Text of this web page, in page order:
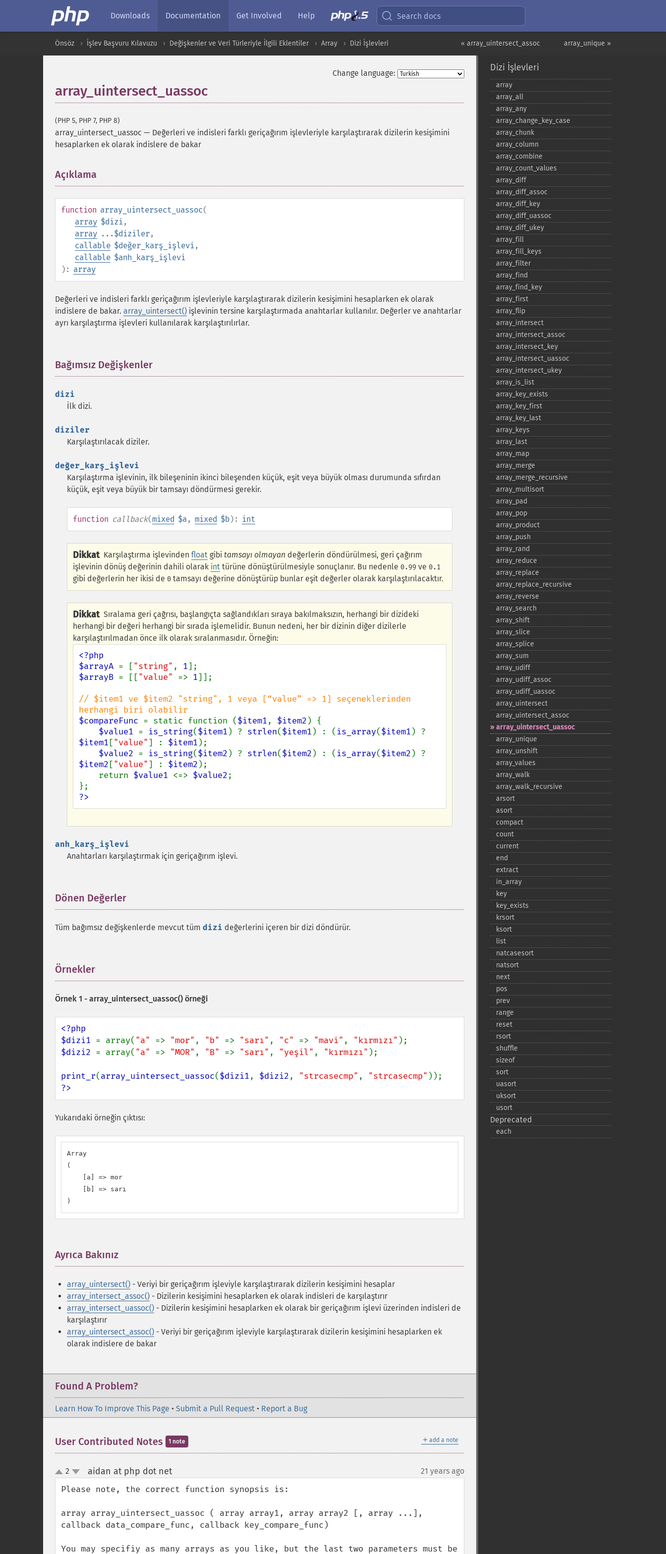
Downloads Documentation Get Involved Help Search docs
array_unique »
« array_uintersect_assoc
Önsöz İşlev Başvuru Kılavuzu Değişkenler ve Veri Türleriyle İlgili Eklentiler Array Dizi İşlevleri
Change language:
array_uintersect_uassoc
(PHP 5, PHP 7, PHP 8)
array_uintersect_uassoc — Değerleri ve indisleri farklı geriçağırım işlevleriyle karşılaştırarak dizilerin kesişimini
hesaplarken ek olarak indislere de bakar
Açıklama
function array_uintersect_uassoc(
array $dizi,
array ...$diziler,
callable $değer_karş_işlevi,
callable $anh_karş_işlevi
): array
Değerleri ve indisleri farklı geriçağırım işlevleriyle karşılaştırarak dizilerin kesişimini hesaplarken ek olarak
indislere de bakar. array_uintersect() işlevinin tersine karşılaştırmada anahtarlar kullanılır. Değerler ve anahtarlar
ayrı karşılaştırma işlevleri kullanılarak karşılaştırılırlar.
Bağımsız Değişkenler
dizi
İlk dizi.
diziler
Karşılaştırılacak diziler.
değer_karş_işlevi
Karşılaştırma işlevinin, ilk bileşeninin ikinci bileşenden küçük, eşit veya büyük olması durumunda sıfırdan
küçük, eşit veya büyük bir tamsayı döndürmesi gerekir.
function callback(mixed $a, mixed $b): int
Dikkat Karşılaştırma işlevinden float gibi tamsayı olmayan değerlerin döndürülmesi, geri çağırım
işlevinin dönüş değerinin dahili olarak int türüne dönüştürülmesiyle sonuçlanır. Bu nedenle 0.99 ve 0.1
gibi değerlerin her ikisi de 0 tamsayı değerine dönüştürüp bunlar eşit değerler olarak karşılaştırılacaktır.
Dikkat Sıralama geri çağrısı, başlangıçta sağlandıkları sıraya bakılmaksızın, herhangi bir dizideki
herhangi bir değeri herhangi bir sırada işlemelidir. Bunun nedeni, her bir dizinin diğer dizilerle
karşılaştırılmadan önce ilk olarak sıralanmasıdır. Örneğin:
<?php
$arrayA = ["string" , 1
$arrayB = [["value" => 1]];
// $item1 ve $item2 "string", 1 veya [“value” => 1] seçeneklerinden
$compareFunc = static function ($item1, $item2 ) {
$value1 = is_string($item1 ) ? strlen($item1 ) : ( is_array($item1
$item1 ["value"] : $item1 );
$value2 = is_string($item2 ) ? strlen($item2 ) : ( is_array($item2
$item2 ["value"] : $item2 );
    return
$value1 <=> $value2;
?>
anh_karş_işlevi
Anahtarları karşılaştırmak için geriçağırım işlevi.
Dönen Değerler
Tüm bağımsız değişkenlerde mevcut tüm dizi değerlerini içeren bir dizi döndürür.
Örnekler
Örnek 1 - array_uintersect_uassoc() örneği
<?php
$dizi1 = array( "a" => "mor" , "b" => "sarı" , "c" => "mavi" , "kırmızı"
$dizi2 = array( "a" => "MOR" , "B" => "sarı" , "yeşil" , "kırmızı" );
print_r(array_uintersect_uassoc($dizi1, $dizi2, "strcasecmp" , "strcasecmp"
?>
Yukarıdaki örneğin çıktısı:
Array
(
    [a] => mor
    [b] => sarı
)
Ayrıca Bakınız
array_uintersect() - Veriyi bir geriçağırım işleviyle karşılaştırarak dizilerin kesişimini hesaplar
array_intersect_assoc() - Dizilerin kesişimini hesaplarken ek olarak indisleri de karşılaştırır
array_intersect_uassoc() - Dizilerin kesişimini hesaplarken ek olarak bir geriçağırım işlevi üzerinden indisleri de
karşılaştırır
array_uintersect_assoc() - Veriyi bir geriçağırım işleviyle karşılaştırarak dizilerin kesişimini hesaplarken ek
olarak indislere de bakar
Found A Problem?
Learn How To Improve This Page • Submit a Pull Request • Report a Bug
＋ add a note
User Contributed Notes 1 note
up
down
2 aidan at php dot net¶ 21 years ago
Please note, the correct function synopsis is:
array array_uintersect_uassoc ( array array1, array array2 [, array ...],
callback data_compare_func, callback key_compare_func)
You may specifiy as many arrays as you like, but the last two parameters must be
Dizi İşlevleri
array
array_​all
array_​any
array_​change_​key_​case
array_​chunk
array_​column
array_​combine
array_​count_​values
array_​diff
array_​diff_​assoc
array_​diff_​key
array_​diff_​uassoc
array_​diff_​ukey
array_​fill
array_​fill_​keys
array_​filter
array_​find
array_​find_​key
array_​first
array_​flip
array_​intersect
array_​intersect_​assoc
array_​intersect_​key
array_​intersect_​uassoc
array_​intersect_​ukey
array_​is_​list
array_​key_​exists
array_​key_​first
array_​key_​last
array_​keys
array_​last
array_​map
array_​merge
array_​merge_​recursive
array_​multisort
array_​pad
array_​pop
array_​product
array_​push
array_​rand
array_​reduce
array_​replace
array_​replace_​recursive
array_​reverse
array_​search
array_​shift
array_​slice
array_​splice
array_​sum
array_​udiff
array_​udiff_​assoc
array_​udiff_​uassoc
array_​uintersect
array_​uintersect_​assoc
array_​uintersect_​uassoc
array_​unique
array_​unshift
array_​values
array_​walk
array_​walk_​recursive
arsort
asort
compact
count
current
end
extract
in_​array
key
key_​exists
krsort
ksort
list
natcasesort
natsort
next
pos
prev
range
reset
rsort
shuffle
sizeof
sort
uasort
uksort
usort
Deprecated
each